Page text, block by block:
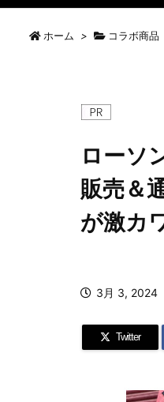
ホーム > コラボ商品
ローソ
販売＆
が激カ
3月 3, 2024
Twitter